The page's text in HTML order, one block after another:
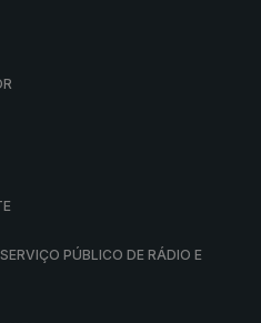
PÚBLICO DE RÁDIO E